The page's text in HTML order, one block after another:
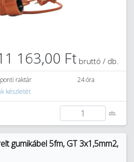
163,00 Ft bruttó / db.
raktár
24 óra
készletét
db.
gumikábel 5fm, GT 3x1,5mm2,